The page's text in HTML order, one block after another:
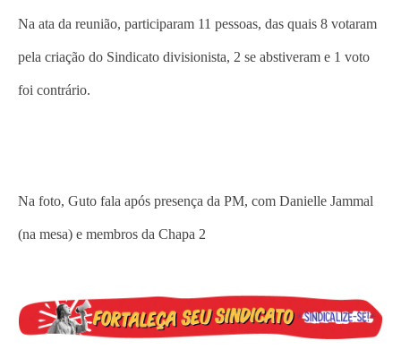
Na ata da reunião, participaram 11 pessoas, das quais 8 votaram
pela criação do Sindicato divisionista, 2 se abstiveram e 1 voto
foi contrário.
Na foto, Guto fala após presença da PM, com Danielle Jammal
(na mesa) e membros da Chapa 2